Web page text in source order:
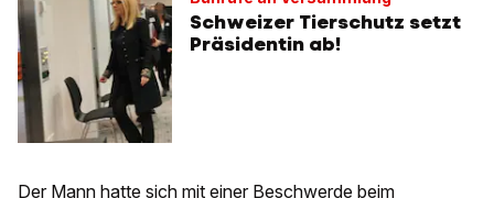
Schweizer Tierschutz setzt
Präsidentin ab!
Der Mann hatte sich mit einer Beschwerde beim